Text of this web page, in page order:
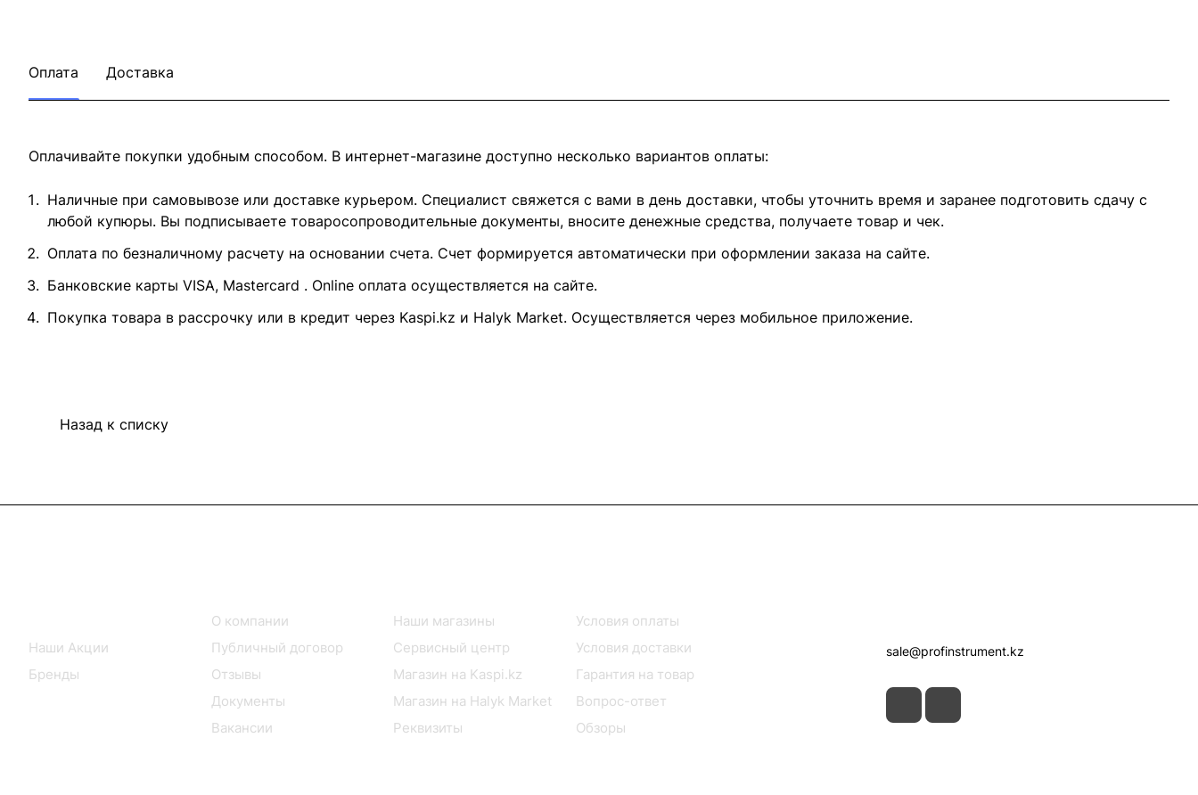
Оплата Доставка
Оплачивайте покупки удобным способом. В интернет-магазине доступно несколько вариантов оплаты:
Наличные при самовывозе или доставке курьером. Специалист свяжется с вами в день доставки, чтобы уточнить время и заранее подготовить сдачу с
любой купюры. Вы подписываете товаросопроводительные документы, вносите денежные средства, получаете товар и чек.
Оплата по безналичному расчету на основании счета. Счет формируется автоматически при оформлении заказа на сайте.
Банковские карты VISA, Mastercard . Online оплата осуществляется на сайте.
Покупка товара в рассрочку или в кредит через Kaspi.kz и Halyk Market. Осуществляется через мобильное приложение.
Назад к списку
Наши Акции
Бренды
О компании
Публичный договор
Отзывы
Документы
Вакансии
Наши магазины
Сервисный центр
Магазин на Kaspi.kz
Магазин на Halyk Market
Реквизиты
Условия оплаты
Условия доставки
Гарантия на товар
Вопрос-ответ
Обзоры
sale@profinstrument.kz